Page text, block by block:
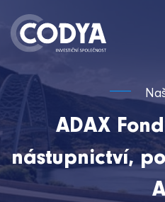
ADAX
nástupnictví,
A